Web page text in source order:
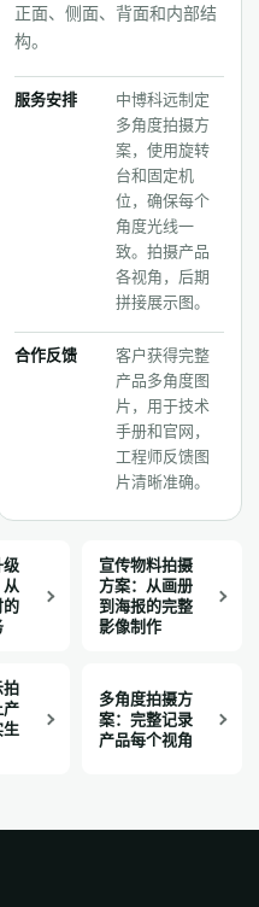
正面、侧面、背面和内部结
构。
服务安排
中博科远制定
多角度拍摄方
案，使用旋转
台和固定机
位，确保每个
角度光线一
致。拍摄产品
各视角，后期
拼接展示图。
合作反馈
客户获得完整
产品多角度图
片，用于技术
手册和官网，
工程师反馈图
片清晰准确。
级
从
的
宣传物料拍摄
方案：从画册
到海报的完整
影像制作
拍
产
生
多角度拍摄方
案：完整记录
产品每个视角